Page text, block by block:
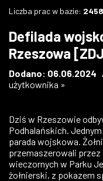
W KINACH
GASTRONOMIA
ZDJĘCIA
W RZESZOWIE
Liczba prac w bazie:
Defilada
Rzeszowa
Dodano: 06.06.2024
użytkownika »
Dziś w Rzeszowie
Podhalańskich.
parada wojskowa.
przemaszerowali przez
wieczornych w Parku
żołnierski, z pokazem